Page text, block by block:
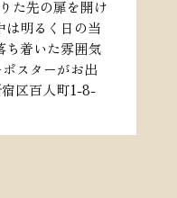
た先の扉を開け
は明るく日の当
ち着いた雰囲気
スターがお出
区百人町1-8-